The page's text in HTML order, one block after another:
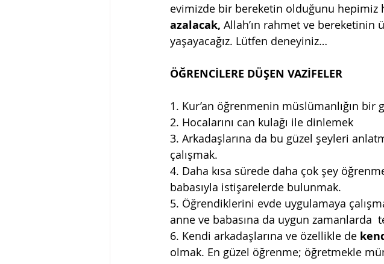
evimizde bir bereketin olduğunu hepimiz
azalacak, Allah’ın rahmet ve
yaşayacağız. Lütfen deneyiniz…
ÖĞRENCİLERE DÜŞEN VAZİFELER
1. Kur’an öğrenmenin müslümanlığın
2. Hocalarını can kulağı ile dinlemek
3. Arkadaşlarına da bu güzel şeyleri
çalışmak.
4. Daha kısa sürede daha çok şey
babasıyla istişarelerde bulunmak.
5. Öğrendiklerini evde uygulamaya
anne ve babasına da uygun zamanlarda
6. Kendi arkadaşlarına ve özellikle de
olmak. En güzel öğrenme; öğretmekle